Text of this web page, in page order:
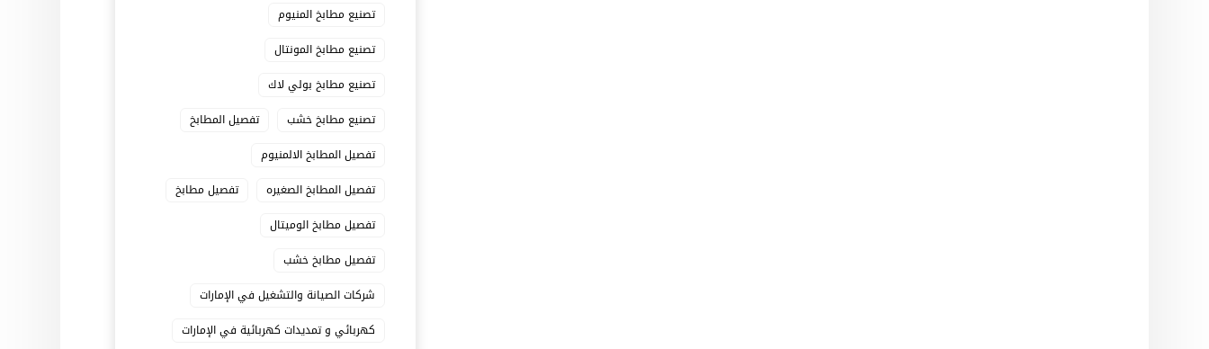
تصنيع مطابخ المنيوم
تصنيع مطابخ المونتال
تصنيع مطابخ بولي لاك
تصنيع مطابخ خشب
تفصيل المطابخ
تفصيل المطابخ الالمنيوم
تفصيل المطابخ الصغيره
تفصيل مطابخ
تفصيل مطابخ الوميتال
تفصيل مطابخ خشب
شركات الصيانة والتشغيل في الإمارات
كهربائي و تمديدات كهربائية في الإمارات